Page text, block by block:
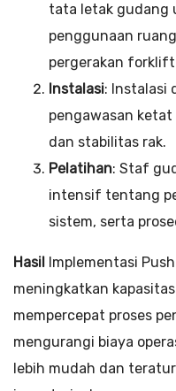
tata letak gudang
penggunaan
pergerakan
Instalasi: Instalasi
pengawasan
dan stabilitas rak.
Pelatihan: Staf
intensif tentang
sistem, serta
Hasil Implementasi
meningkatkan
mempercepat proses
mengurangi biaya
lebih mudah dan